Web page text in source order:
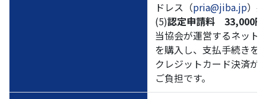
ドレス（pria@jiba.jp）
(5)認定申請料 33,000円
当協会が運営するネット
を購入し、支払手続きを
クレジットカード決済が
ご負担です。